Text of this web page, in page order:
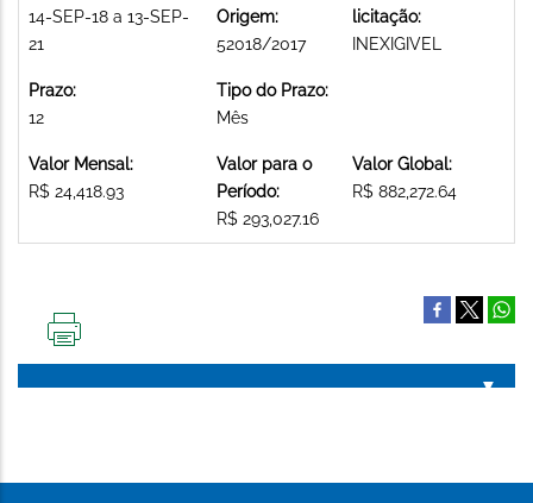
14-SEP-18 a 13-SEP-
21
Origem:
52018/2017
licitação:
INEXIGIVEL
Prazo:
12
Tipo do Prazo:
Mês
Valor Mensal:
R$ 24,418.93
Valor para o
Período:
R$ 293,027.16
Valor Global:
R$ 882,272.64
PÁGINA